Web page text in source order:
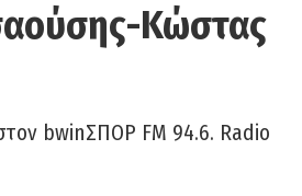
Κώστας
bwinΣΠΟΡ FM 94.6. Radio